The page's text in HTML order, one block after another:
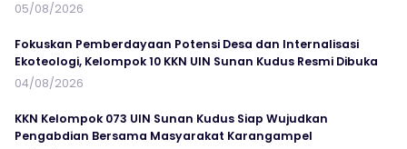
05/08/2026
Fokuskan Pemberdayaan Potensi Desa dan Internalisasi
Ekoteologi, Kelompok 10 KKN UIN Sunan Kudus Resmi Dibuka
04/08/2026
KKN Kelompok 073 UIN Sunan Kudus Siap Wujudkan
Pengabdian Bersama Masyarakat Karangampel